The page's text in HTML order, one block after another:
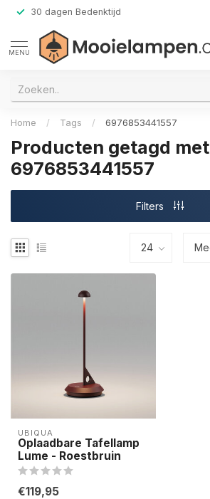
30 dagen Bedenktijd
MENU
Home / Tags / 6976853441557
Producten getagd met
6976853441557
Filters
UBIQUA
Oplaadbare Tafellamp
Lume - Roestbruin
€119,95